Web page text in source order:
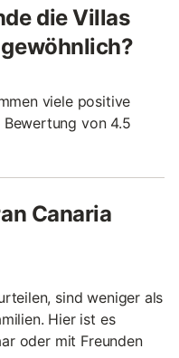
die Villas
viele positive
Bewertung von 4.5
Canaria
sind weniger als
Hier ist es
oder mit Freunden